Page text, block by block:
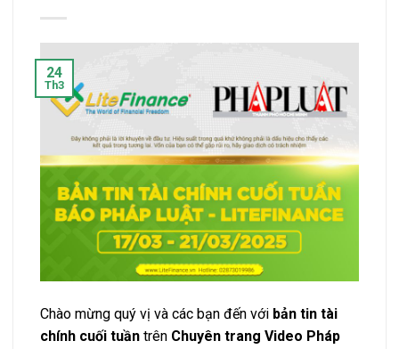
24
Th3
Chào mừng quý vị và các bạn đến với bản tin tài
chính cuối tuần trên Chuyên trang Video Pháp